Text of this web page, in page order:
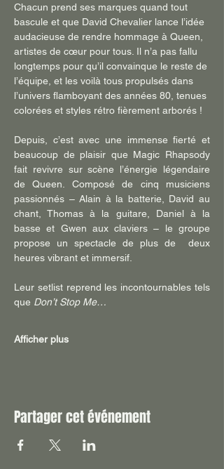
Chacun prend ses marques quand tout
bascule et que David Chevalier lance l’idée
audacieuse de rendre hommage à Queen,
artistes de cœur pour tous. Il n’a pas fallu
longtemps pour qu’il convainque le reste de
l’équipe, et les voilà tous propulsés dans
l’univers flamboyant des années 80, tenues
colorées et styles rétro fièrement arborés !
Depuis, c’est avec une immense fierté et
beaucoup de plaisir que Magic Rhapsody
fait revivre sur scène l’énergie légendaire
de Queen. Composé de cinq musiciens
passionnés – Alain à la batterie, David au
chant, Thomas à la guitare, Daniel à la
basse et Gwen aux claviers – le groupe
propose un spectacle de plus de  deux
heures vibrant et immersif.
Leur setlist reprend les incontournables tels
que Don’t Stop Me…
Afficher plus
Partager cet événement